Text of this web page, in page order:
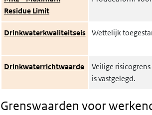
Residue Limit
Drinkwaterkwaliteitseis Wettelijk
Drinkwaterrichtwaarde
Veilige
is vastgelegd.
Grenswaarden voor